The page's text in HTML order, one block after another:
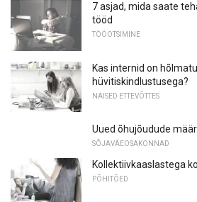
7 asjad, mida saate
tööd
TÖÖOTSIMINE
Kas internid on
hüvitiskindlustusega?
NAISED ETTEVÕTTES
Uued õhujõudude
SÕJAVÄEOSAKONNAD
Kollektiivkaaslastega
PÕHITÕED